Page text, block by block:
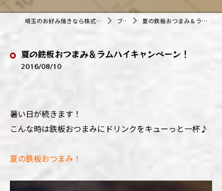
埼玉のお好み焼きなら株式会社アジルカンパニー ブログ 夏の鉄板おつまみ＆ラムハイキャンペーン！
夏の鉄板おつまみ＆ラムハイキャンペーン！
2016/08/10
暑い日が続きます！
こんな時は鉄板おつまみにドリンクをキューっと一杯♪
夏の鉄板おつまみ！